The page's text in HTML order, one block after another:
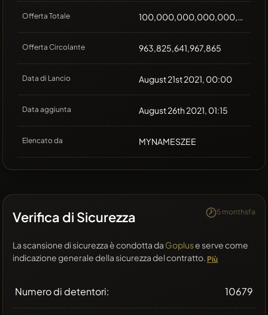
Offerta Totale 100,000,000,000,000,000
Offerta Circolante 963,825,641,967,865
Data di Lancio August 21st 2021, 00:00
Data aggiunta August 26th 2021, 01:15
Elencato da MYNAMESZEE
Verifica di Sicurezza 5 monthsfa
La scansione di sicurezza è condotta da Gopluse serve come
indicazione generale della sicurezza del contratto. Più
Numero di detentori: 10679